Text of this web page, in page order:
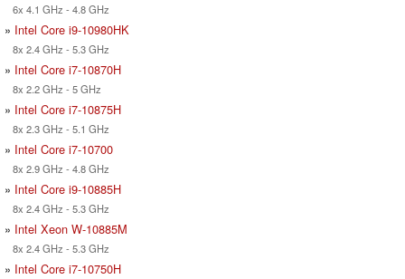
6x 4.1 GHz - 4.8 GHz
» Intel Core i9-10980HK
8x 2.4 GHz - 5.3 GHz
» Intel Core i7-10870H
8x 2.2 GHz - 5 GHz
» Intel Core i7-10875H
8x 2.3 GHz - 5.1 GHz
» Intel Core i7-10700
8x 2.9 GHz - 4.8 GHz
» Intel Core i9-10885H
8x 2.4 GHz - 5.3 GHz
» Intel Xeon W-10885M
8x 2.4 GHz - 5.3 GHz
» Intel Core i7-10750H